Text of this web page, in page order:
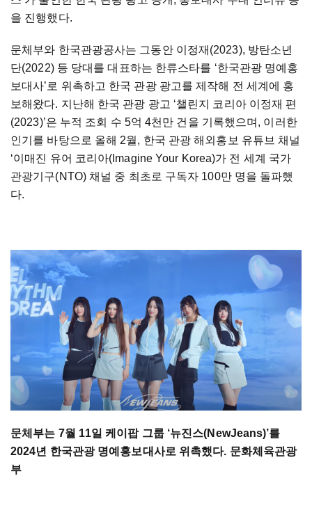
을 진행했다.
문체부와 한국관광공사는 그동안 이정재(2023), 방탄소년
단(2022) 등 당대를 대표하는 한류스타를 ‘한국관광 명예홍
보대사’로 위촉하고 한국 관광 광고를 제작해 전 세계에 홍
보해왔다. 지난해 한국 관광 광고 ‘챌린지 코리아 이정재 편
(2023)’은 누적 조회 수 5억 4천만 건을 기록했으며, 이러한
인기를 바탕으로 올해 2월, 한국 관광 해외홍보 유튜브 채널
‘이매진 유어 코리아(Imagine Your Korea)가 전 세계 국가
관광기구(NTO) 채널 중 최초로 구독자 100만 명을 돌파했
다.
문체부는 7월 11일 케이팝 그룹 ‘뉴진스(NewJeans)’를
2024년 한국관광 명예홍보대사로 위촉했다. 문화체육관광
부